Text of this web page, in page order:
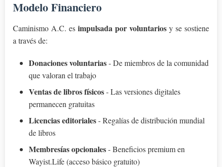
Modelo Financiero
Caminismo A.C. es impulsada por voluntarios y se sostiene
a través de:
Donaciones voluntarias- De miembros de la comunidad
que valoran el trabajo
Ventas de libros físicos- Las versiones digitales
permanecen gratuitas
Licencias editoriales- Regalías de distribución mundial
de libros
Membresías opcionales- Beneficios premium en
Wayist.Life (acceso básico gratuito)